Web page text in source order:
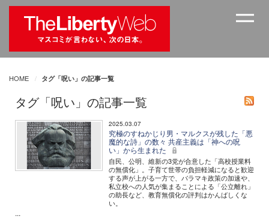
HOME タグ「呪い」の記事一覧
タグ「呪い」の記事一覧
2025.03.07
究極のすねかじり男・マルクスが残した「悪
魔的な詩」の数々 共産主義は「神への呪
い」から生まれた
自民、公明、維新の3党が合意した「高校授業料
の無償化」。子育て世帯の負担軽減になると歓迎
する声が上がる一方で、バラマキ政策の加速や、
私立校への人気が集まることによる「公立離れ」
の助長など、教育無償化の評判はかんばしくな
い。
...